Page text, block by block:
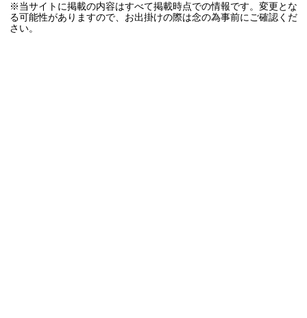
※当サイトに掲載の内容はすべて掲載時点での情報です。変更とな
る可能性がありますので、お出掛けの際は念の為事前にご確認くだ
さい。